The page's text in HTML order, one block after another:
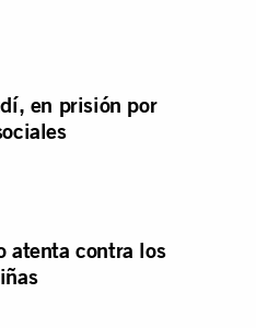
en prisión por
atenta contra los